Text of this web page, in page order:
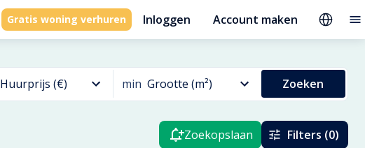
Gratis woning verhuren Inloggen Account maken
Huurprijs (€) min Grootte (m²) Zoeken
Zoekopslaan Filters (0)